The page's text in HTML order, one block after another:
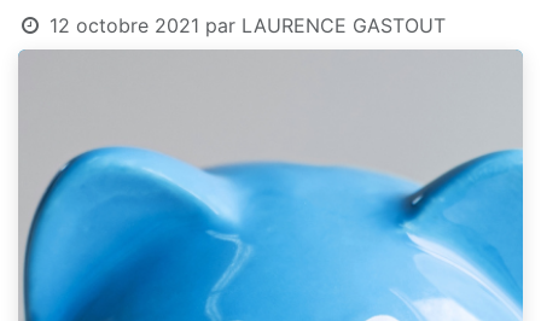
12 octobre 2021 par LAURENCE GASTOUT